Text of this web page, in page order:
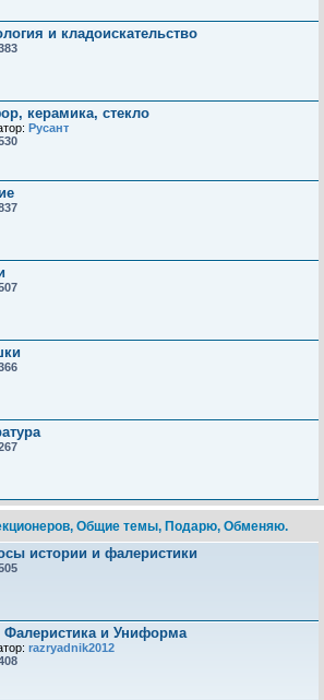
и кладоискательство
керамика, стекло
Русант
Общие темы, Подарю, Обменяю.
истории и фалеристики
Фалеристика и Униформа
razryadnik2012